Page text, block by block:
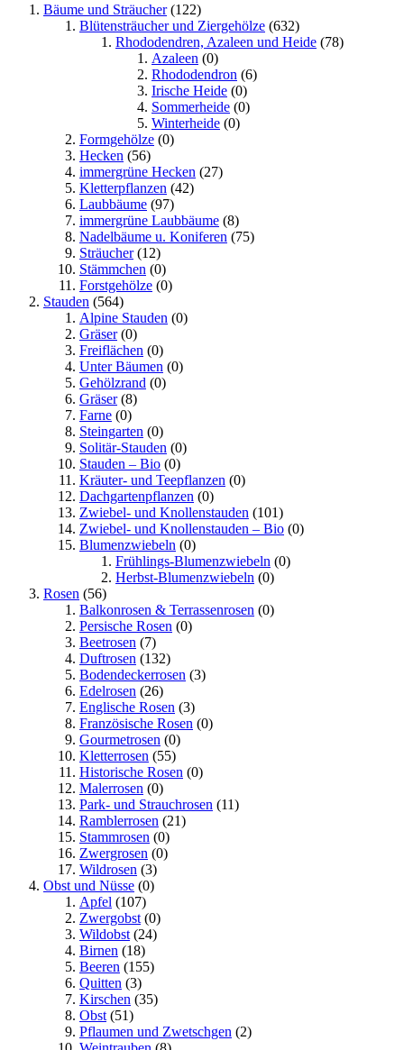
Bäume und Sträucher(122)
Blütensträucher und Ziergehölze (632)
Rhododendren, Azaleen und Heide (78)
Azaleen (0)
Rhododendron (6)
Irische Heide (0)
Sommerheide (0)
Winterheide (0)
Formgehölze (0)
Hecken (56)
immergrüne Hecken (27)
Kletterpflanzen (42)
Laubbäume (97)
immergrüne Laubbäume (8)
Nadelbäume u. Koniferen (75)
Sträucher(12)
Stämmchen (0)
Forstgehölze (0)
Stauden (564)
Alpine Stauden (0)
Gräser(0)
Freiflächen (0)
Unter Bäumen (0)
Gehölzrand (0)
Gräser(8)
Farne (0)
Steingarten (0)
Solitär-Stauden (0)
Stauden – Bio (0)
Kräuter- und Teepflanzen (0)
Dachgartenpflanzen (0)
Zwiebel- und Knollenstauden (101)
Zwiebel- und Knollenstauden – Bio (0)
Blumenzwiebeln (0)
Frühlings-Blumenzwiebeln (0)
Herbst-Blumenzwiebeln (0)
Rosen (56)
Balkonrosen & Terrassenrosen (0)
Persische Rosen (0)
Beetrosen (7)
Duftrosen (132)
Bodendeckerrosen (3)
Edelrosen (26)
Englische Rosen (3)
Französische Rosen (0)
Gourmetrosen (0)
Kletterrosen (55)
Historische Rosen (0)
Malerrosen (0)
Park- und Strauchrosen (11)
Ramblerrosen (21)
Stammrosen (0)
Zwergrosen (0)
Wildrosen (3)
Obst und Nüsse (0)
Apfel (107)
Zwergobst (0)
Wildobst (24)
Birnen (18)
Beeren (155)
Quitten (3)
Kirschen (35)
Obst (51)
Pflaumen und Zwetschgen (2)